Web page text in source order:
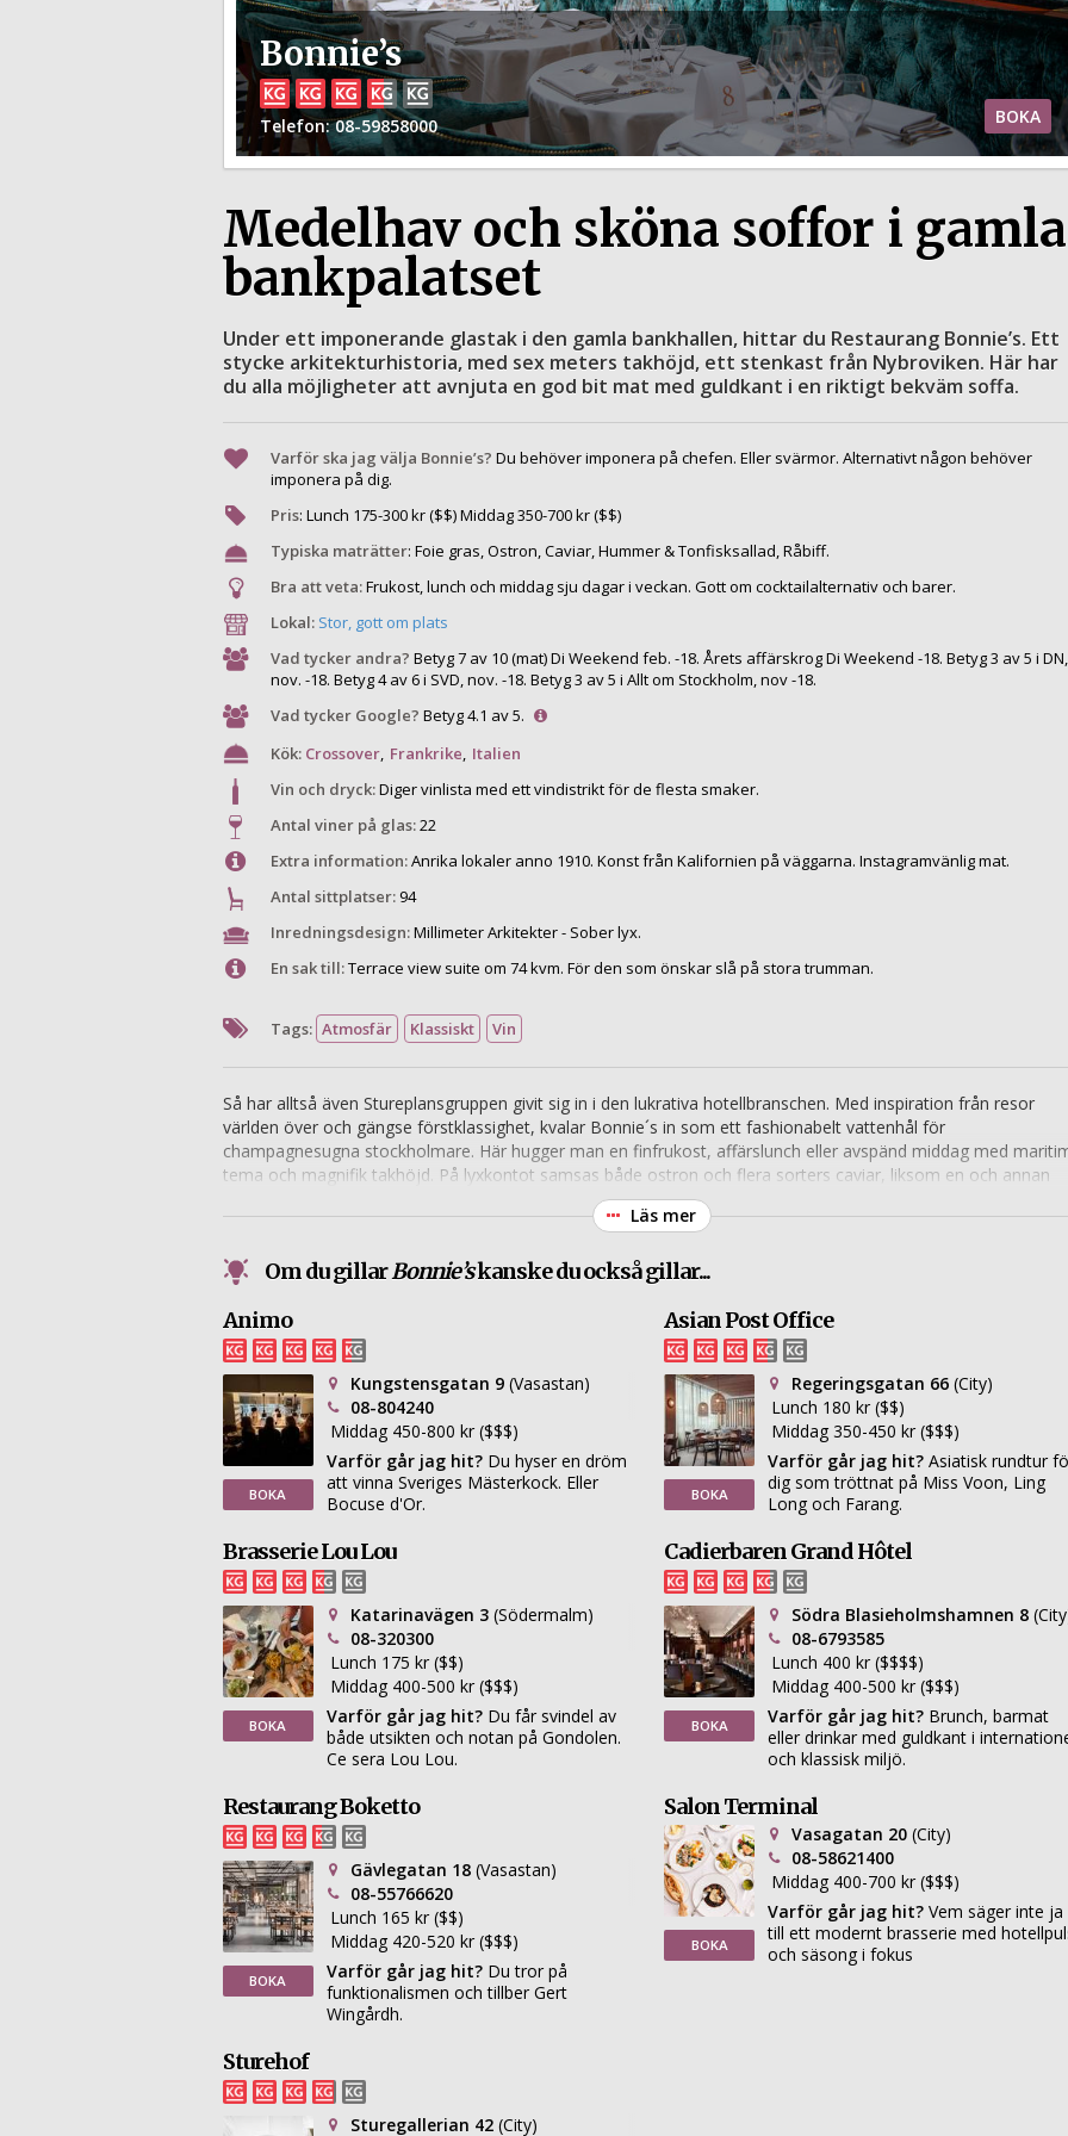
Bonnie’s
Telefon: 08-59858000 BOKA
Medelhav och sköna soffor i gamla
bankpalatset
Under ett imponerande glastak i den gamla bankhallen, hittar du Restaurang Bonnie’s. Ett
stycke arkitekturhistoria, med sex meters takhöjd, ett stenkast från Nybroviken. Här har
du alla möjligheter att avnjuta en god bit mat med guldkant i en riktigt bekväm soffa.
Varför ska jag välja Bonnie’s? Du behöver imponera på chefen. Eller svärmor. Alternativt någon behöver
imponera på dig.
Pris: Lunch 175-300kr ($$) Middag350-700kr ($$)
Typiska maträtter: Foie gras, Ostron, Caviar, Hummer & Tonfisksallad, Råbiff.
Bra att veta:Frukost, lunch och middag sju dagar i veckan. Gott om cocktailalternativ och barer.
Lokal: Stor, gott om plats
Vad tycker andra? Betyg 7 av 10 (mat) Di Weekend feb. -18. Årets affärskrog Di Weekend -18. Betyg 3 av 5 i DN,
nov. -18. Betyg 4 av 6 i SVD, nov. -18. Betyg 3 av 5 i Allt om Stockholm, nov -18.
Vad tycker Google? Betyg 4.1 av 5.
Kök: Crossover, Frankrike, Italien
Vin och dryck:Diger vinlista med ett vindistrikt för de flesta smaker.
Antal viner på glas:22
Extra information:Anrika lokaler anno 1910. Konst från Kalifornien på väggarna. Instagramvänlig mat.
Antal sittplatser:94
Inredningsdesign:Millimeter Arkitekter - Sober lyx.
En sak till:Terrace view suite om 74 kvm. För den som önskar slå på stora trumman.
Tags: Atmosfär Klassiskt Vin
Så har alltså även Stureplansgruppen givit sig in i den lukrativa hotellbranschen. Med inspiration från resor
världen över och gängse förstklassighet, kvalar Bonnie´s in som ett fashionabelt vattenhål för
champagnesugna stockholmare. Här hugger man en finfrukost, affärslunch eller avspänd middag med
tema och magnifik takhöjd. På lyxkontot samsas både ostron och flera sorters caviar, liksom en och annan
klassiker i uppdaterad skepnad. Internationellt format, storslagna vyer och tidstypiska detaljer för den som kan
sin jugendarkitektur. Den internationella menyn inspireras av den europeiska kusten, med noga utvalda och
Läs mer
Om du gillarBonnie’skanske du också gillar...
Animo
BOKA
Kungstensgatan 9 (Vasastan)
08-804240
Middag 450-800 kr ($$$)
Varför går jag hit? Du hyser en dröm
att vinna Sveriges Mästerkock. Eller
Bocuse d'Or.
Asian Post Office
BOKA
Regeringsgatan 66 (City)
Lunch 180 kr ($$)
Middag 350-450 kr ($$$)
Varför går jag hit? Asiatisk rundtur
dig som tröttnat på Miss Voon, Ling
Long och Farang.
Brasserie Lou Lou
BOKA
Katarinavägen 3 (Södermalm)
08-320300
Lunch 175 kr ($$)
Middag 400-500 kr ($$$)
Varför går jag hit? Du får svindel av
både utsikten och notan på Gondolen.
Ce sera Lou Lou.
Cadierbaren Grand Hôtel
BOKA
Södra Blasieholmshamnen 8
08-6793585
Lunch 400 kr ($$$$)
Middag 400-500 kr ($$$)
Varför går jag hit? Brunch, barmat
eller drinkar med guldkant i
och klassisk miljö.
Restaurang Boketto
BOKA
Gävlegatan 18 (Vasastan)
08-55766620
Lunch 165 kr ($$)
Middag 420-520 kr ($$$)
Varför går jag hit? Du tror på
funktionalismen och tillber Gert
Wingårdh.
Salon Terminal
BOKA
Vasagatan 20(City)
08-58621400
Middag 400-700 kr ($$$)
Varför går jag hit? Vem säger inte ja
till ett modernt brasserie med
och säsong i fokus
Sturehof
Sturegallerian 42 (City)